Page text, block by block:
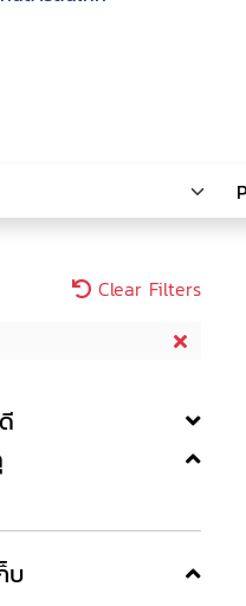
Clear Filters
บ